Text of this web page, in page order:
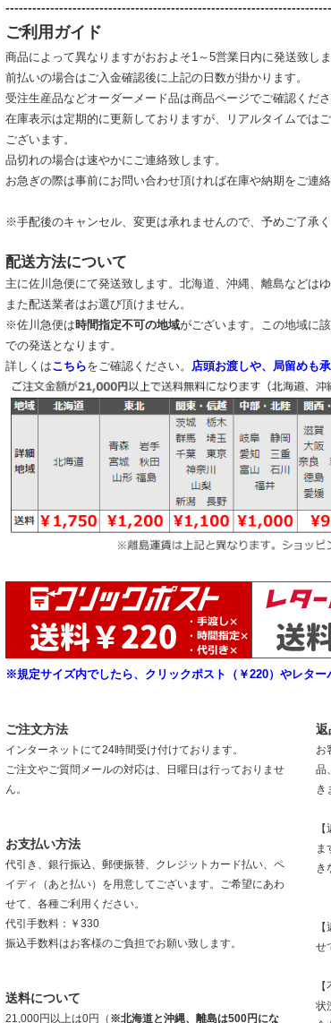
ご利用ガイド
商品によって異なりますがおおよそ1～5営業日内に発送致しま
前払いの場合はご入金確認後に上記の日数が掛かります。
受注生産品などオーダーメード品は商品ページでご確認くださ
在庫表示は定期的に更新しておりますが、リアルタイムでは
ございます。
品切れの場合は速やかにご連絡致します。
お急ぎの際は事前にお問い合わせ頂ければ在庫や納期をご連絡
※手配後のキャンセル、変更は承れませんので、予めご了承く
配送方法について
主に佐川急便にて発送致します。北海道、沖縄、離島などは
また配送業者はお選び頂けません。
※佐川急便は時間指定不可の地域がございます。この地域に
での発送となります。
詳しくはこちらをご確認ください。 店頭お渡しや、局留めも承
※規定サイズ内でしたら、クリックポスト（￥220）やレター
ご注文方法
インターネットにて24時間受け付けております。
ご注文やご質問メールの対応は、日曜日は行っておりませ
ん。
お支払い方法
代引き、銀行振込、郵便振替、クレジットカード払い、ペ
イディ（あと払い）を用意してございます。ご希望にあわ
せて、各種ご利用ください。
代引手数料：￥330
振込手数料はお客様のご負担でお願い致します。
送料について
21,000円以上は0円（ ※北海道と沖縄、離島は500円にな
返
お
品
き
ま
き
せ
状